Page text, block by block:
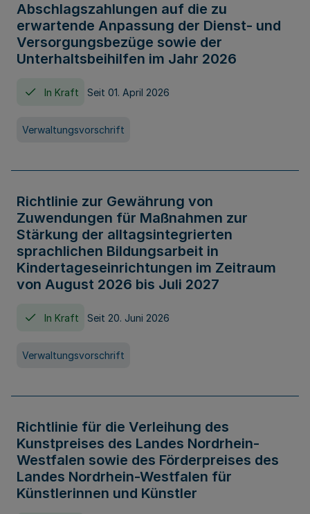
Abschlagszahlungen auf die zu
erwartende Anpassung der Dienst- und
Versorgungsbezüge sowie der
Unterhaltsbeihilfen im Jahr 2026
In Kraft Seit 01. April 2026
Verwaltungsvorschrift
Richtlinie zur Gewährung von
Zuwendungen für Maßnahmen zur
Stärkung der alltagsintegrierten
sprachlichen Bildungsarbeit in
Kindertageseinrichtungen im Zeitraum
von August 2026 bis Juli 2027
In Kraft Seit 20. Juni 2026
Verwaltungsvorschrift
Richtlinie für die Verleihung des
Kunstpreises des Landes Nordrhein-
Westfalen sowie des Förderpreises des
Landes Nordrhein-Westfalen für
Künstlerinnen und Künstler